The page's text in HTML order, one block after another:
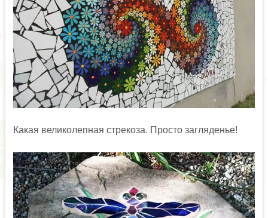
Какая великолепная стрекоза. Просто загляденье!